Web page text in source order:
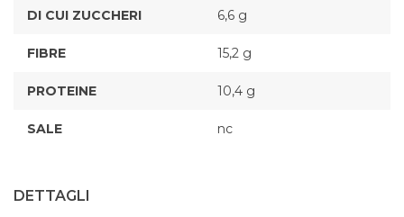
DI CUI ZUCCHERI 6,6 g
FIBRE 15,2 g
PROTEINE 10,4 g
SALE nc
DETTAGLI